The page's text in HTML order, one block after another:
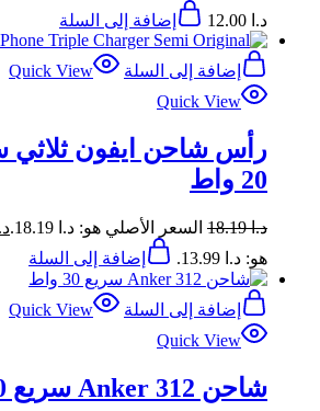
د.ا
إضافة إلى السلة
إضافة إلى السلة
Quick View
Quick View
رأس شاحن ايفون ثلاثي
20 واط
د.ا18.19 السعر الأصلي هو: د.ا 18.19. د.ا
هو: د.ا 13.99.
إضافة إلى السلة
إضافة إلى السلة
Quick View
Quick View
شاحن Anker 312 سريع 30 واط